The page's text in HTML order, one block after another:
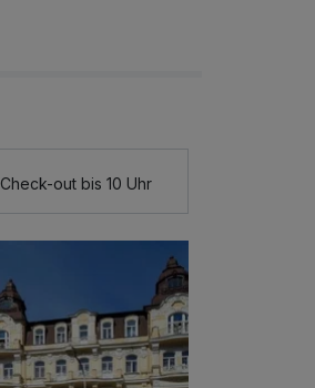
Check-out bis 10 Uhr